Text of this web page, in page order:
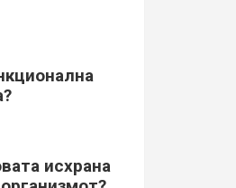
исхрана